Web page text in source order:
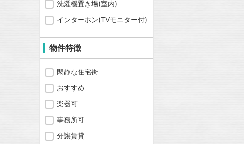
洗濯機置き場(室内)
インターホン(TVモニター付)
物件特徴
閑静な住宅街
おすすめ
楽器可
事務所可
分譲賃貸